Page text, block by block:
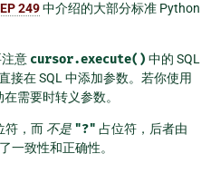
249中介绍的大部分标准 Python
意 cursor.execute() 中的 SQL
接在 SQL 中添加参数。若你使用
需要时转义参数。
符，而 不是 "?" 占位符，后者由
一致性和正确性。